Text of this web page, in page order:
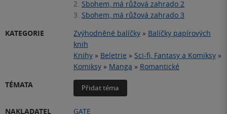
2. Sbohem, má růžová zahrado 2
3. Sbohem, má růžová zahrado 3
KATEGORIE
Zvýhodněné balíčky » Balíčky papírových
knih
Knihy » Beletrie » Sci-fi, Fantasy a Komiksy »
Komiksy » Manga » Romantické
TÉMATA
Přidat téma
NAKLADATEL
GATE